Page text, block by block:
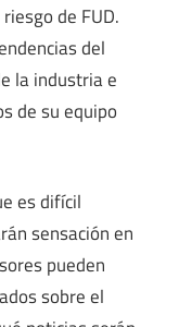
de FUD.
del
la industria e
de su equipo
es difícil
sensación en
pueden
sobre el